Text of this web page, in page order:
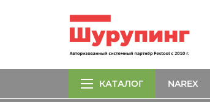
КАТАЛОГ NAREX